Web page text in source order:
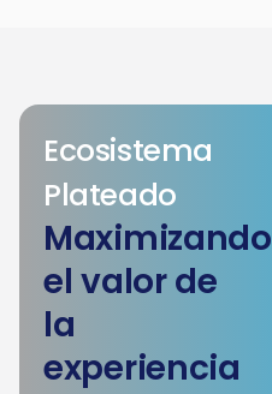
Ecosistema
Plateado
Maximizando
el valor de
la
experiencia